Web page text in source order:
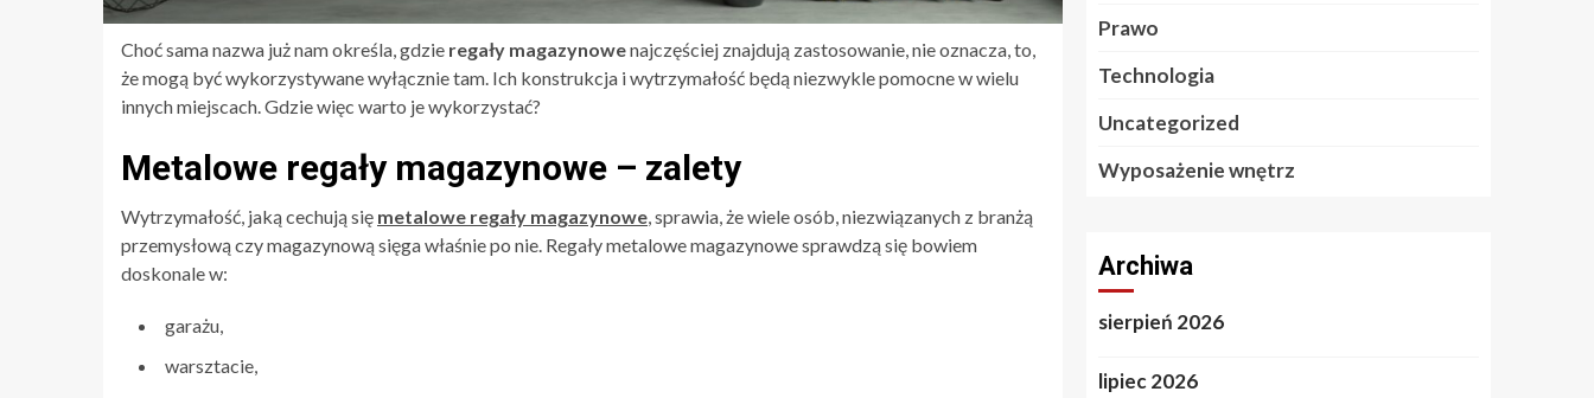
Choć sama nazwa już nam określa, gdzie regały magazynowenajczęściej znajdują zastosowanie, nie oznacza, to,
że mogą być wykorzystywane wyłącznie tam. Ich konstrukcja i wytrzymałość będą niezwykle pomocne w wielu
innych miejscach. Gdzie więc warto je wykorzystać?
Metalowe regały magazynowe – zalety
Wytrzymałość, jaką cechują się metalowe regały magazynowe, sprawia, że wiele osób, niezwiązanych z branżą
przemysłową czy magazynową sięga właśnie po nie. Regały metalowe magazynowe sprawdzą się bowiem
doskonale w:
garażu,
warsztacie,
Prawo
Technologia
Uncategorized
Wyposażenie wnętrz
Archiwa
sierpień 2026
lipiec 2026